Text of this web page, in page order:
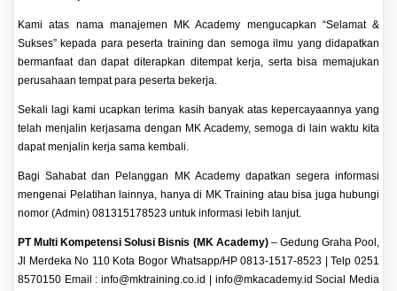
Kami atas nama manajemen MK Academy mengucapkan “Selamat &
Sukses” kepada para peserta training dan semoga ilmu yang didapatkan
bermanfaat dan dapat diterapkan ditempat kerja, serta bisa memajukan
perusahaan tempat para peserta bekerja.
Sekali lagi kami ucapkan terima kasih banyak atas kepercayaannya yang
telah menjalin kerjasama dengan MK Academy, semoga di lain waktu kita
dapat menjalin kerja sama kembali.
Bagi Sahabat dan Pelanggan MK Academy dapatkan segera informasi
mengenai Pelatihan lainnya, hanya di MK Training atau bisa juga hubungi
nomor (Admin) 081315178523 untuk informasi lebih lanjut.
PT Multi Kompetensi Solusi Bisnis (MK Academy)– Gedung Graha Pool,
Jl Merdeka No 110 Kota Bogor Whatsapp/HP 0813-1517-8523 | Telp 0251
8570150 Email : info@mktraining.co.id | info@mkacademy.id Social Media